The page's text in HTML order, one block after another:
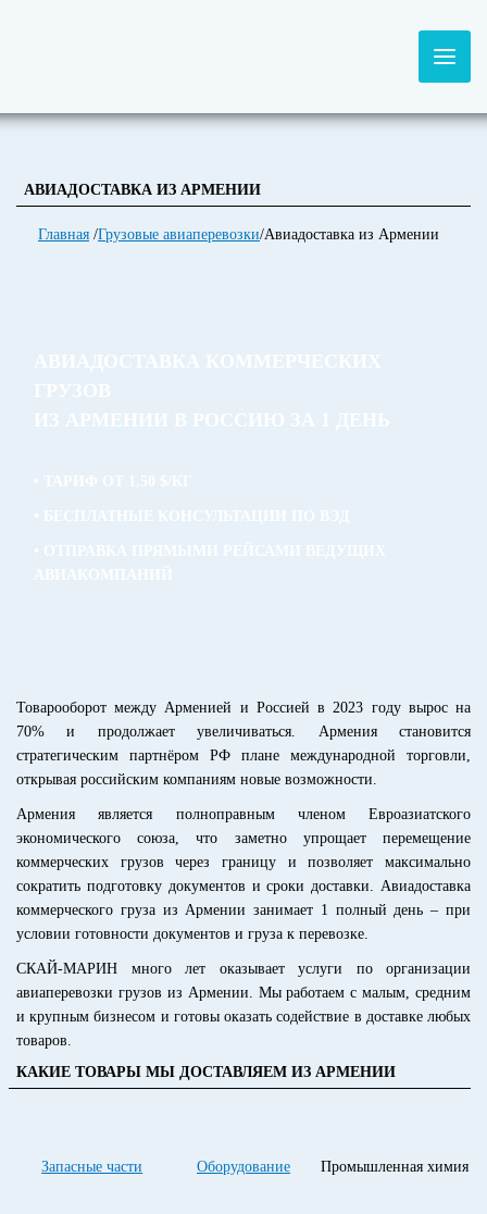
АВИАДОСТАВКА ИЗ АРМЕНИИ
Главная /Грузовые авиаперевозки/Авиадоставка из Армении
Товарооборот между Арменией и Россией в 2023 году вырос на
70% и продолжает увеличиваться. Армения становится
стратегическим партнёром РФ плане международной торговли,
открывая российским компаниям новые возможности.
Армения является полноправным членом Евроазиатского
экономического союза, что заметно упрощает перемещение
коммерческих грузов через границу и позволяет максимально
сократить подготовку документов и сроки доставки. Авиадоставка
коммерческого груза из Армении занимает 1 полный день – при
условии готовности документов и груза к перевозке.
СКАЙ-МАРИН много лет оказывает услуги по организации
авиаперевозки грузов из Армении. Мы работаем с малым, средним
и крупным бизнесом и готовы оказать содействие в доставке любых
товаров.
КАКИЕ ТОВАРЫ МЫ ДОСТАВЛЯЕМ ИЗ АРМЕНИИ
Запасные части Оборудование Промышленная химия